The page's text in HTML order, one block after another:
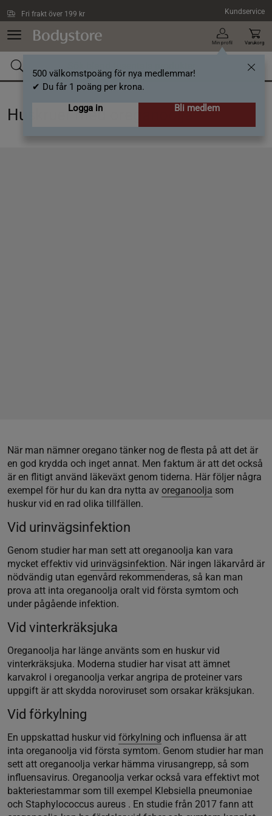
Fri frakt över 199 kr Kundservice
Min profil
500 välkomstpoäng för nya medlemmar!
✔ Du får 1 poäng per krona.
Logga in
Bli medlem
Varukorg
Huskruer med oreganoolja
När man nämner oregano tänker nog de flesta på att det är
en god krydda och inget annat. Men faktum är att det också
är en flitigt använd läkeväxt genom tiderna. Här följer några
exempel för hur du kan dra nytta av oreganoolja som
huskur vid en rad olika tillfällen.
Vid urinvägsinfektion
Genom studier har man sett att oreganoolja kan vara
mycket effektiv vid urinvägsinfektion. När ingen läkarvård är
nödvändig utan egenvård rekommenderas, så kan man
prova att inta oreganoolja oralt vid första symtom och
under pågående infektion.
Vid vinterkräksjuka
Oreganoolja har länge använts som en huskur vid
vinterkräksjuka. Moderna studier har visat att ämnet
karvakrol i oreganoolja verkar angripa de proteiner vars
uppgift är att skydda noroviruset som orsakar kräksjukan.
Vid förkylning
En uppskattad huskur vid förkylning och influensa är att
inta oreganoolja vid första symtom. Genom studier har man
sett att oreganoolja verkar hämma virusangrepp, så som
influensavirus. Oreganoolja verkar också vara effektivt mot
bakteriestammar som till exempel Klebsiella pneumoniae
och Staphylococcus aureus . En studie från 2017 fann att